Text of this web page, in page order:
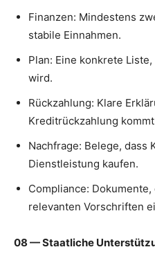
Finanzen: Mindestens
stabile Einnahmen.
Plan: Eine konkrete
wird.
Rückzahlung: Klare
Kreditrückzahlung
Nachfrage: Belege, dass
Dienstleistung kaufen.
Compliance:
relevanten Vorschriften
08 — Staatliche